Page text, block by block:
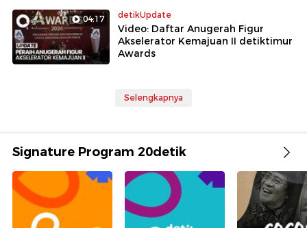
04:17 detikUpdate
Video: Daftar Anugerah Figur
Akselerator Kemajuan II detiktimur
Awards
Selengkapnya
Signature Program 20detik